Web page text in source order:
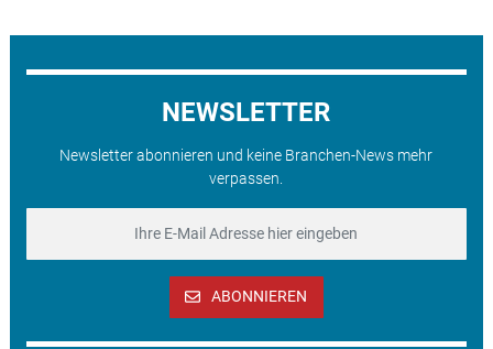
NEWSLETTER
Newsletter abonnieren und keine Branchen-News mehr
verpassen.
ABONNIEREN